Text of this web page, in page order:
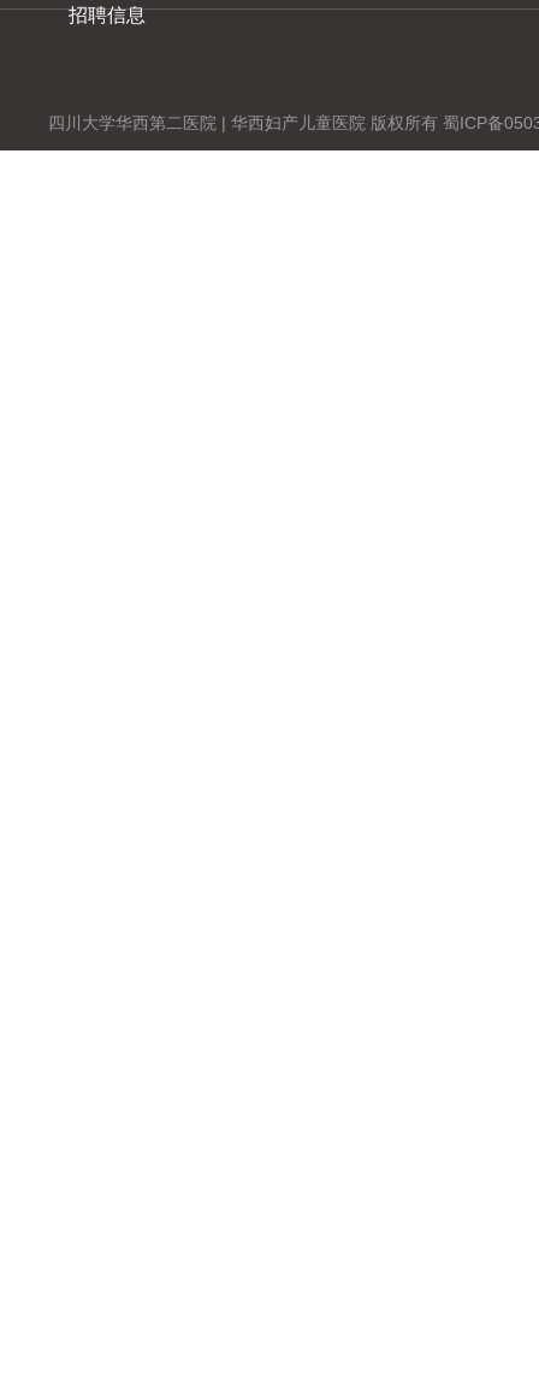
招聘信息
四川大学华西第二医院 | 华西妇产儿童医院 版权所有 蜀ICP备